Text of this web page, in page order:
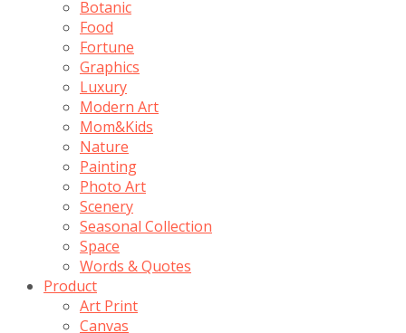
Botanic
Food
Fortune
Graphics
Luxury
Modern Art
Mom&Kids
Nature
Painting
Photo Art
Scenery
Seasonal Collection
Space
Words & Quotes
Product
Art Print
Canvas